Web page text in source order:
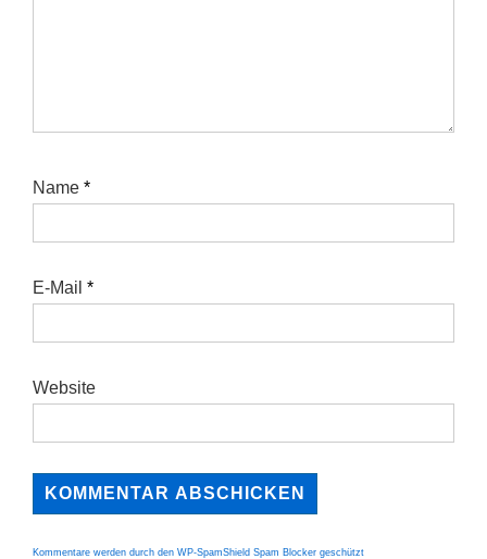
Name *
E-Mail *
Website
Kommentare werden durch den WP-SpamShield Spam Blocker geschützt